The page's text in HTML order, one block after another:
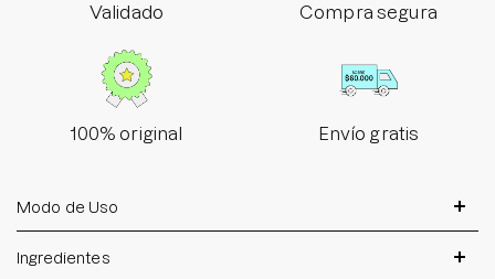
Validado Compra segura
100% original Envío gratis
Modo de Uso
Ingredientes